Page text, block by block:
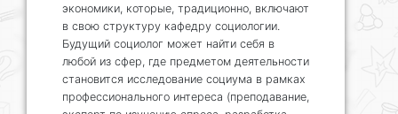
экономики, которые, традиционно, включают
в свою структуру кафедру социологии.
Будущий социолог может найти себя в
любой из сфер, где предметом деятельности
становится исследование социума в рамках
профессионального интереса (преподавание,